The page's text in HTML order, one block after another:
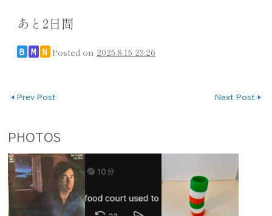
あと2日間
B M N Posted on 2025.8.15 23:26
◀ Prev Post Next Post ▶
PHOTOS